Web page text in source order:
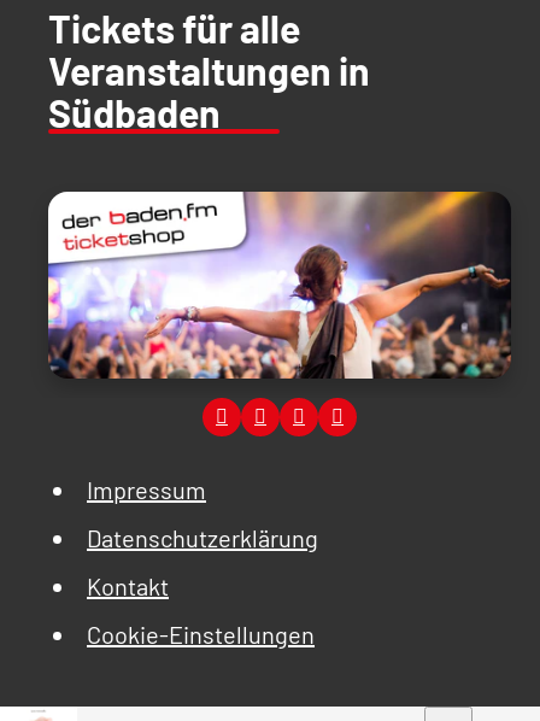
Tickets für alle
Veranstaltungen in
Südbaden
Impressum
Datenschutzerklärung
Kontakt
Cookie-Einstellungen